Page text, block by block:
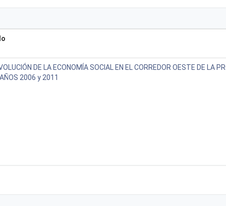
DE LA ECONOMÍA SOCIAL EN EL CORREDOR OESTE DE LA
2006 y 2011